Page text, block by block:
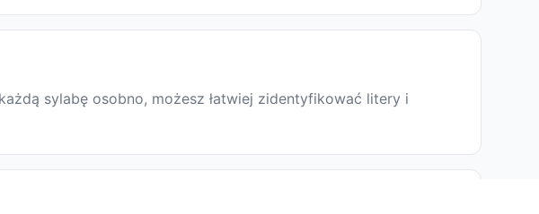
sylabę osobno, możesz łatwiej zidentyfikować litery i